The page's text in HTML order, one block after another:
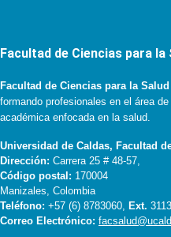
Facultad de Ciencias para la
Facultad de Ciencias para la
formando profesionales en el área
académica enfocada en la salud.
Universidad de Caldas, Facultad
Dirección: Carrera 25 # 48-57,
Código postal: 170004
Manizales, Colombia
Teléfono: +57 (6) 8783060, Ext.
Correo Electrónico: